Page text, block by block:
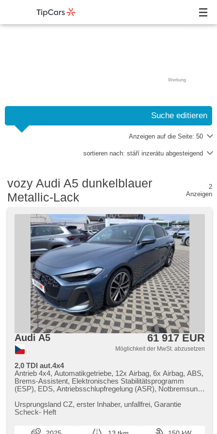
Werbung
Suche editieren
Anzeigen auf die Seite: 50
sortieren nach: stáří inzerátu abgesteigend
vozy Audi A5 dunkelblauer
Metallic-Lack
2
Anzeigen
Audi A5 61 917 EUR
Möglichkeit der MwSt. abzusetzen
2,0 TDI aut.4x4
Antrieb 4x4, Automatikgetriebe, 12x Airbag, 6x Airbag, ABS,
Brems-Assistent, Elektronisches Stabilitätsprogramm
(ESP), EDS, Antriebsschlupfregelung (ASR), Notbremsung
do kopce (HSA), ukazatel rychlostního limitu (SLIF), Uhr
Spur, Blind Spot Anzeige, asistent jízdy v koloně, asistent
Überwachung der Ermüdung des Fahrers, automatisch im
Ursprungsland CZ,​ erster Inhaber,​ unfallfrei,​ Garantie
Scheck​- Heft